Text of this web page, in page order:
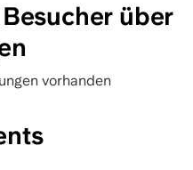
über
vorhanden